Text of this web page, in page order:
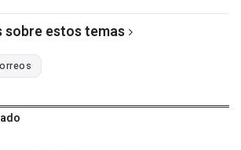
sobre estos temas